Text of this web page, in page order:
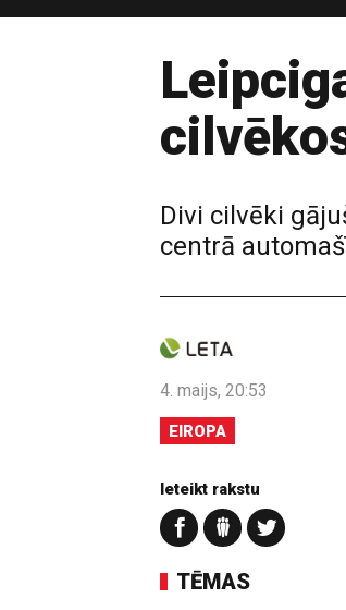
Divi cilvēki
centrā
4. maijs, 20:53
EIROPA
Ieteikt rakstu
TĒMAS